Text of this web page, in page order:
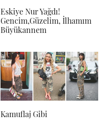
Eskiye Nur Yağdı!
Gencim,Güzelim, İlhamım
Büyükannem
Kamuflaj Gibi